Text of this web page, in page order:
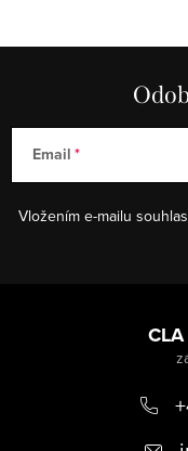
Email
Vložením e-mailu